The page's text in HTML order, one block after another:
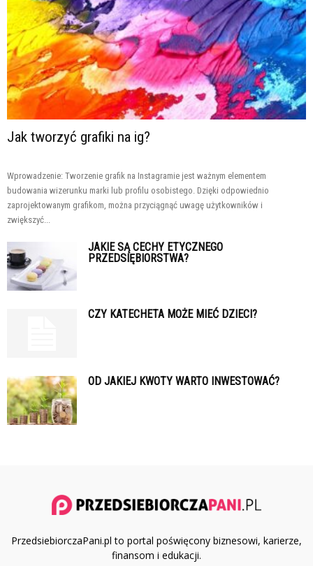
Jak tworzyć grafiki na ig?
Wprowadzenie: Tworzenie grafik na Instagramie jest ważnym elementem
budowania wizerunku marki lub profilu osobistego. Dzięki odpowiednio
zaprojektowanym grafikom, można przyciągnąć uwagę użytkowników i
zwiększyć...
JAKIE SĄ CECHY ETYCZNEGO
PRZEDSIĘBIORSTWA?
CZY KATECHETA MOŻE MIEĆ DZIECI?
OD JAKIEJ KWOTY WARTO INWESTOWAĆ?
PrzedsiebiorczaPani.pl to portal poświęcony biznesowi, karierze,
finansom i edukacji.